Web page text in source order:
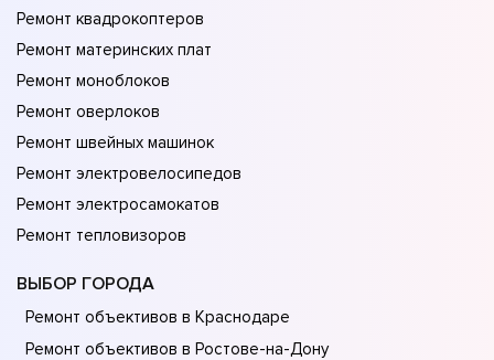
Ремонт квадрокоптеров
Ремонт материнских плат
Ремонт моноблоков
Ремонт оверлоков
Ремонт швейных машинок
Ремонт электровелосипедов
Ремонт электросамокатов
Ремонт тепловизоров
ВЫБОР ГОРОДА
Ремонт объективов в Краснодаре
Ремонт объективов в Ростове-на-Донy